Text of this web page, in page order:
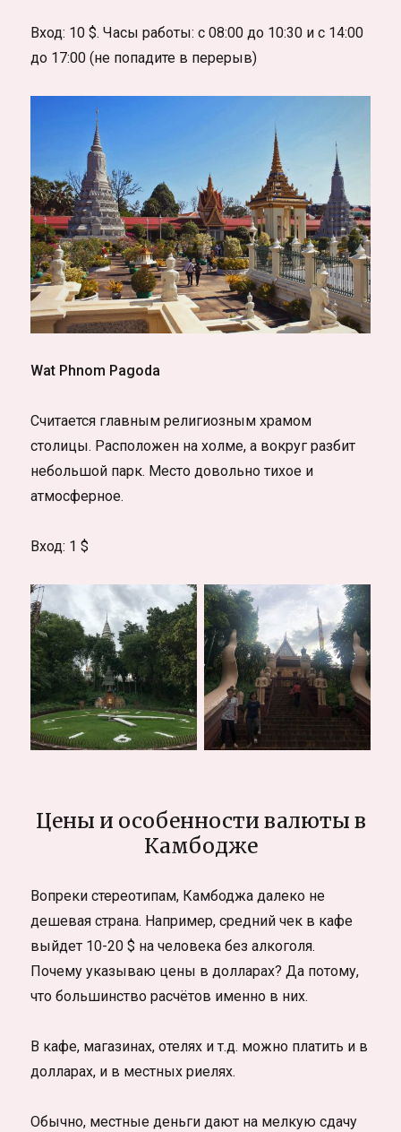
Вход: 10 $. Часы работы: с 08:00 до 10:30 и с 14:00
до 17:00 (не попадите в перерыв)
Wat Phnom Pagoda
Считается главным религиозным храмом
столицы. Расположен на холме, а вокруг разбит
небольшой парк. Место довольно тихое и
атмосферное.
Вход: 1 $
Цены и особенности валюты в
Камбодже
Вопреки стереотипам, Камбоджа далеко не
дешевая страна. Например, средний чек в кафе
выйдет 10-20 $ на человека без алкоголя.
Почему указываю цены в долларах? Да потому,
что большинство расчётов именно в них.
В кафе, магазинах, отелях и т.д. можно платить и в
долларах, и в местных риелях.
Обычно, местные деньги дают на мелкую сдачу